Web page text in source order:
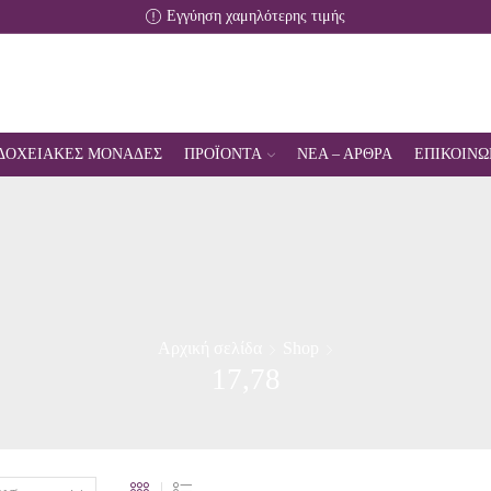
Εγγύηση χαμηλότερης τιμής
ΜΟΝΑΔΕΣ ΠΡΟΪΟΝΤΑ ΝΕΑ – ΑΡΘΡΑ